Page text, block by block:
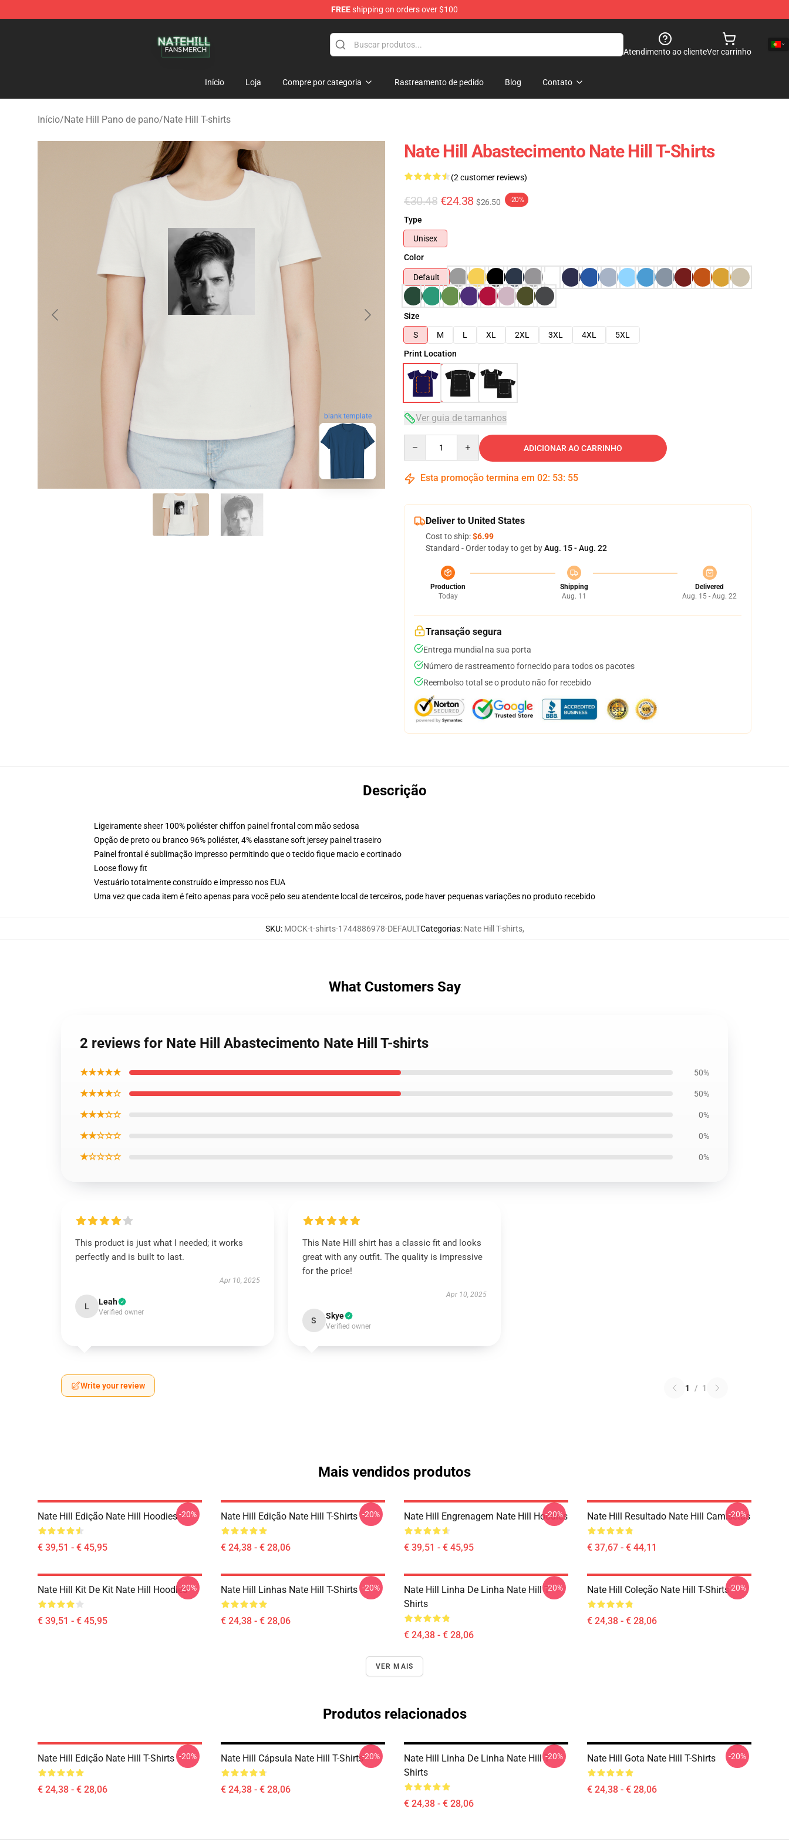
FREEshipping on orders over $100
Atendimento ao clienteVer carrinho
Início Loja Compre por categoria Rastreamento de pedido Blog Contato
Início/Nate Hill Pano de pano/Nate Hill T-shirts
blank template
Nate Hill Abastecimento Nate Hill T-Shirts
(2 customer reviews)
€30.48 €24.38 $26.50 -20%
Type
Unisex
Color
Default
Size
S
M L XL 2XL 3XL 4XL
5XL
Print Location
Ver guia de tamanhos
ADICIONAR AO CARRINHO
Esta promoção termina em 02: 53: 54
Deliver to United States
Cost to ship:$6.99
Standard - Order today to get byAug. 15 - Aug. 22
Production
Today
Shipping
Aug. 11
Delivered
Aug. 15 - Aug. 22
Transação segura
Entrega mundial na sua porta
Número de rastreamento fornecido para todos os pacotes
Reembolso total se o produto não for recebido
Descrição
Ligeiramente sheer 100% poliéster chiffon painel frontal com mão sedosa
Opção de preto ou branco 96% poliéster, 4% elasstane soft jersey painel traseiro
Painel frontal é sublimação impresso permitindo que o tecido fique macio e cortinado
Loose flowy fit
Vestuário totalmente construído e impresso nos EUA
Uma vez que cada item é feito apenas para você pelo seu atendente local de terceiros, pode haver pequenas variações no produto recebido
SKU: MOCK-t-shirts-1744886978-DEFAULTCategorias: Nate Hill T-shirts,
What Customers Say
2 reviews for Nate Hill Abastecimento Nate Hill T-shirts
★★★★★ 50%
★★★★☆ 50%
★★★☆☆ 0%
★★☆☆☆ 0%
★☆☆☆☆ 0%
This product is just what I needed; it works
perfectly and is built to last.
Apr 10, 2025
L Leah
Verified owner
This Nate Hill shirt has a classic fit and looks
great with any outfit. The quality is impressive
for the price!
Apr 10, 2025
S Skye
Verified owner
Write your review 1 / 1
Mais vendidos produtos
Nate Hill Edição Nate Hill Hoodies
€ 39,51 - € 45,95
-20% Nate Hill Edição Nate Hill T-Shirts
€ 24,38 - € 28,06
-20% Nate Hill Engrenagem Nate Hill Hoodies
€ 39,51 - € 45,95
-20% Nate Hill Resultado Nate Hill Camisetas
€ 37,67 - € 44,11
-20%
Nate Hill Kit De Kit Nate Hill Hoodies
€ 39,51 - € 45,95
-20% Nate Hill Linhas Nate Hill T-Shirts
€ 24,38 - € 28,06
-20%
Nate Hill Linha De Linha Nate Hill T-
Shirts
€ 24,38 - € 28,06
-20% Nate Hill Coleção Nate Hill T-Shirts
€ 24,38 - € 28,06
-20%
VER MAIS
Produtos relacionados
Nate Hill Edição Nate Hill T-Shirts
€ 24,38 - € 28,06
-20% Nate Hill Cápsula Nate Hill T-Shirts
€ 24,38 - € 28,06
-20%
Nate Hill Linha De Linha Nate Hill T-
Shirts
€ 24,38 - € 28,06
-20% Nate Hill Gota Nate Hill T-Shirts
€ 24,38 - € 28,06
-20%